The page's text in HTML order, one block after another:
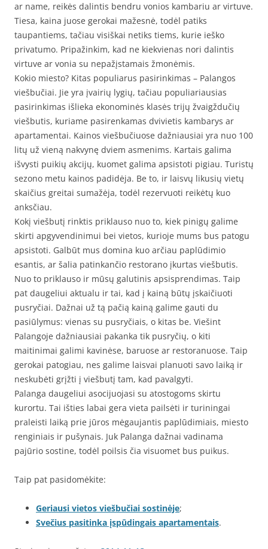
ar name, reikės dalintis bendru vonios kambariu ar virtuve.
Tiesa, kaina juose gerokai mažesnė, todėl patiks
taupantiems, tačiau visiškai netiks tiems, kurie ieško
privatumo. Pripažinkim, kad ne kiekvienas nori dalintis
virtuve ar vonia su nepažįstamais žmonėmis.
Kokio miesto? Kitas populiarus pasirinkimas – Palangos
viešbučiai. Jie yra įvairių lygių, tačiau populiariausias
pasirinkimas išlieka ekonominės klasės trijų žvaigždučių
viešbutis, kuriame pasirenkamas dvivietis kambarys ar
apartamentai. Kainos viešbučiuose dažniausiai yra nuo 100
litų už vieną nakvynę dviem asmenims. Kartais galima
išvysti puikių akcijų, kuomet galima apsistoti pigiau. Turistų
sezono metu kainos padidėja. Be to, ir laisvų likusių vietų
skaičius greitai sumažėja, todėl rezervuoti reikėtų kuo
anksčiau.
Kokį viešbutį rinktis priklauso nuo to, kiek pinigų galime
skirti apgyvendinimui bei vietos, kurioje mums bus patogu
apsistoti. Galbūt mus domina kuo arčiau paplūdimio
esantis, ar šalia patinkančio restorano įkurtas viešbutis.
Nuo to priklauso ir mūsų galutinis apsisprendimas. Taip
pat daugeliui aktualu ir tai, kad į kainą būtų įskaičiuoti
pusryčiai. Dažnai už tą pačią kainą galime gauti du
pasiūlymus: vienas su pusryčiais, o kitas be. Viešint
Palangoje dažniausiai pakanka tik pusryčių, o kiti
maitinimai galimi kavinėse, baruose ar restoranuose. Taip
gerokai patogiau, nes galime laisvai planuoti savo laiką ir
neskubėti grįžti į viešbutį tam, kad pavalgyti.
Palanga daugeliui asocijuojasi su atostogoms skirtu
kurortu. Tai išties labai gera vieta pailsėti ir turiningai
praleisti laiką prie jūros mėgaujantis paplūdimiais, miesto
renginiais ir pušynais. Juk Palanga dažnai vadinama
pajūrio sostine, todėl poilsis čia visuomet bus puikus.
Taip pat pasidomėkite:
Geriausi vietos viešbučiai sostinėje;
Svečius pasitinka įspūdingais apartamentais.